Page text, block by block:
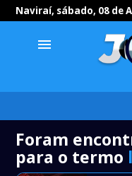
Naviraí, sábado, 08 de
menu
Foram
para o termo